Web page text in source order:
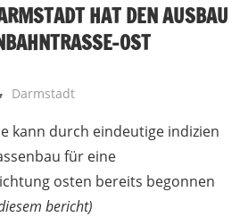
HAT DEN AUSBAU
OST
Uffbasse
Darmstadt
kann durch eindeutige indizien
für eine
osten bereits begonnen
bericht)